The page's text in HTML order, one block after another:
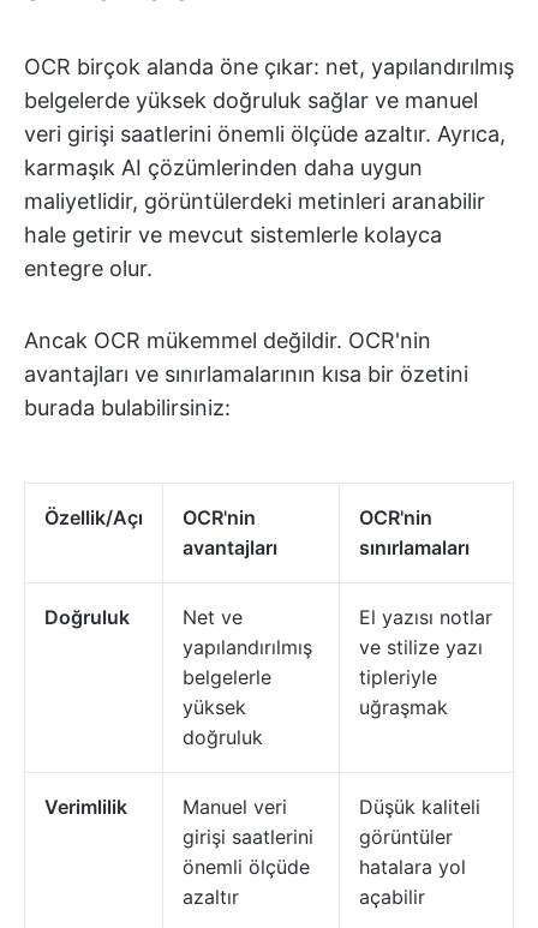
OCR birçok alanda öne çıkar: net, yapılandırılmış
belgelerde yüksek doğruluk sağlar ve manuel
veri girişi saatlerini önemli ölçüde azaltır. Ayrıca,
karmaşık AI çözümlerinden daha uygun
maliyetlidir, görüntülerdeki metinleri aranabilir
hale getirir ve mevcut sistemlerle kolayca
entegre olur.
Ancak OCR mükemmel değildir. OCR'nin
avantajları ve sınırlamalarının kısa bir özetini
burada bulabilirsiniz:
Özellik/Açı
OCR'nin
avantajları
OCR'nin
sınırlamaları
Doğruluk
Net ve
yapılandırılmış
belgelerle
yüksek
doğruluk
El yazısı notlar
ve stilize yazı
tipleriyle
uğraşmak
Verimlilik
Manuel veri
girişi saatlerini
önemli ölçüde
azaltır
Düşük kaliteli
görüntüler
hatalara yol
açabilir